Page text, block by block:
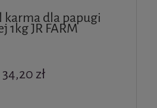
karma dla papugi
1kg JR FARM
34,20 zł